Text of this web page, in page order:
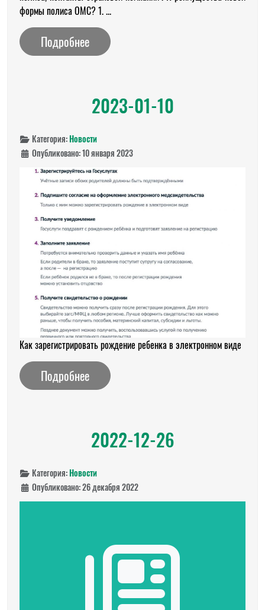
формы полиса ОМС? 1. ...
Подробнее
2023-01-10
Категория:Новости
Опубликовано: 10 января 2023
Как зарегистрировать рождение ребенка в электронном виде
Подробнее
2022-12-26
Категория:Новости
Опубликовано: 26 декабря 2022